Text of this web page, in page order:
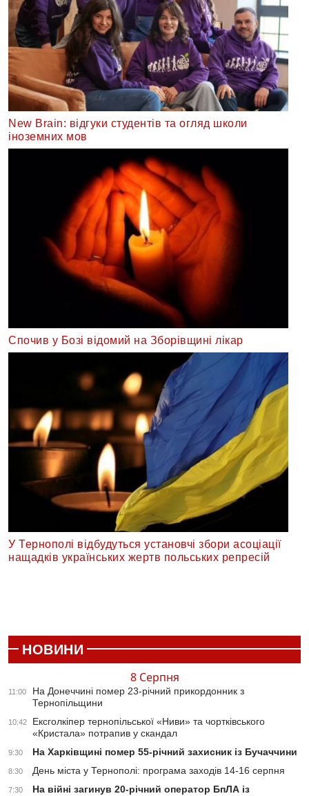
New Brain: відгуки студентів та огляд школи
іноземних мов
Спочив у Бозі відомий на Зборівщині лікар
У Тернополі відбудуться установчі збори асоціації
нащадків українських жертв польських репресій
НОВИНИ
8 Серпня
11:00
На Донеччині помер 23-річний прикордонник з
Тернопільщини
10:42
Ексголкіпер тернопільської «Ниви» та чортківського
«Кристала» потрапив у скандал
9:30 На Харківщині помер 55-річний захисник із Бучаччини
8:30 День міста у Тернополі: програма заходів 14-16 серпня
7:30
На війні загинув 20-річний оператор БпЛА із